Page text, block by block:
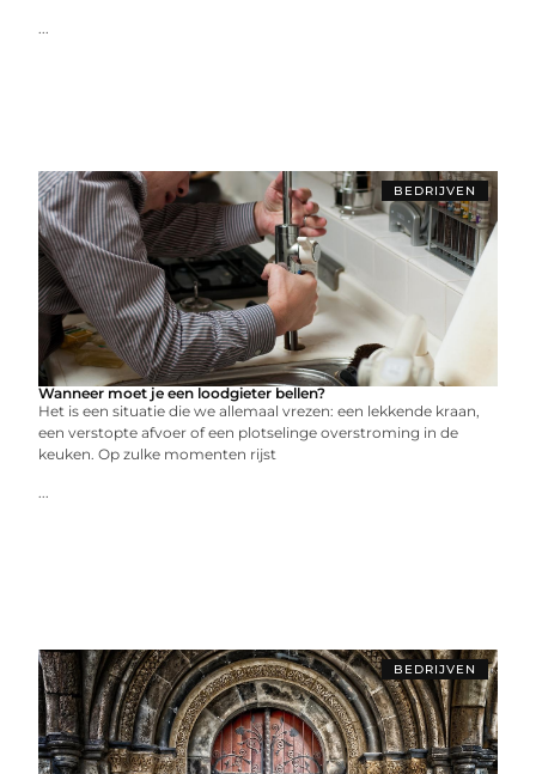
...
BEDRIJVEN
Wanneer moet je een loodgieter bellen?
Het is een situatie die we allemaal vrezen: een lekkende kraan,
een verstopte afvoer of een plotselinge overstroming in de
keuken. Op zulke momenten rijst
...
BEDRIJVEN